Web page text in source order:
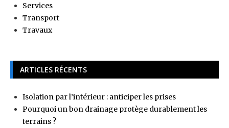
Services
Transport
Travaux
ARTICLES RÉCENTS
Isolation par l’intérieur : anticiper les prises
Pourquoi un bon drainage protège durablement les
terrains ?